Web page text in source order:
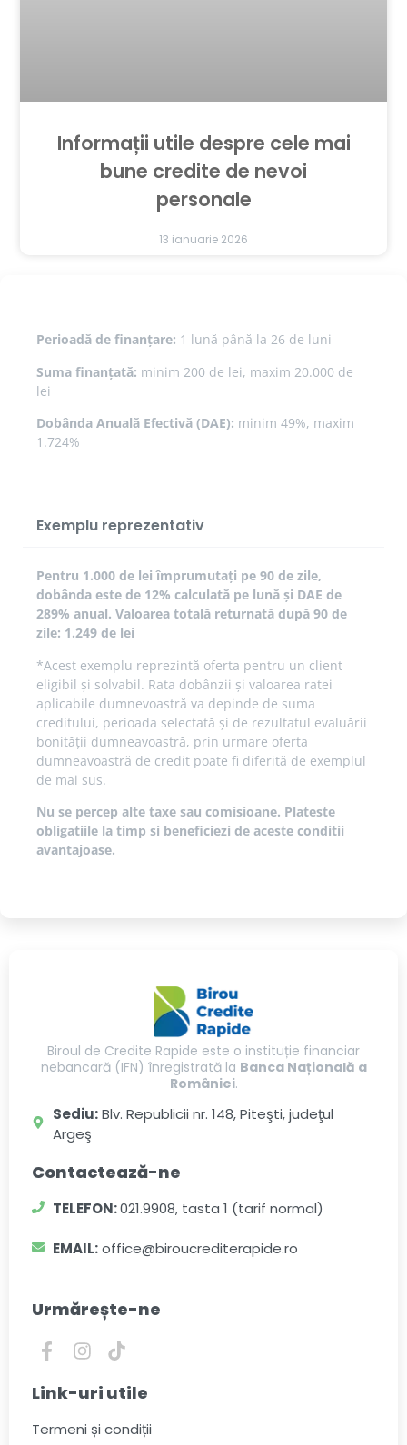
Informații utile despre cele mai
bune credite de nevoi
personale
13 ianuarie 2026
Perioadă de finanțare: 1 lună până la 26 de luni
Suma finanțată: minim 200 de lei, maxim 20.000 de
lei
Dobânda Anuală Efectivă (DAE): minim 49%, maxim
1.724%
Exemplu reprezentativ
Pentru 1.000 de lei împrumutați pe 90 de zile,
dobânda este de 12% calculată pe lună și DAE de
289% anual. Valoarea totală returnată după 90 de
zile: 1.249 de lei
*Acest exemplu reprezintă oferta pentru un client
eligibil și solvabil. Rata dobânzii și valoarea ratei
aplicabile dumnevoastră va depinde de suma
creditului, perioada selectată și de rezultatul evaluării
bonității dumneavoastră, prin urmare oferta
dumneavoastră de credit poate fi diferită de exemplul
de mai sus.
Nu se percep alte taxe sau comisioane. Plateste
obligatiile la timp si beneficiezi de aceste conditii
avantajoase.
Biroul de Credite Rapide este o instituție financiar
nebancară (IFN) înregistrată la Banca Națională a
României.
Sediu:Blv. Republicii nr. 148, Piteşti, judeţul
Argeş
Contactează-ne
TELEFON:021.9908, tasta 1 (tarif normal)
EMAIL:office@biroucrediterapide.ro
Urmărește-ne
Link-uri utile
Termeni și condiții